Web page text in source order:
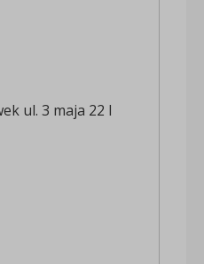
ul. 3 maja 22 I